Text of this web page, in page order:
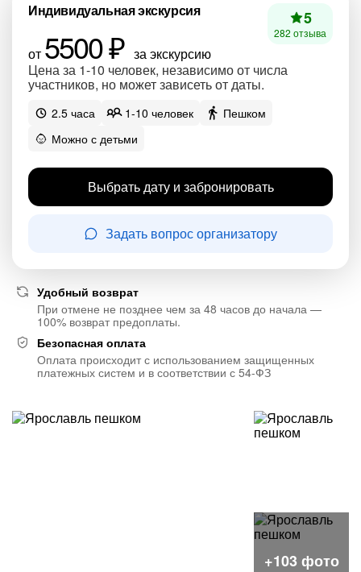
Индивидуальная экскурсия
от 5500 ₽ за экскурсию
Цена за 1-10 человек, независимо от числа
участников, но может зависеть от даты.
5
282 отзыва
2.5 часа 1-10 человек
Пешком
Можно с детьми
Выбрать дату и забронировать
Задать вопрос организатору
Удобный возврат
При отмене не позднее чем за 48 часов до начала —
100% возврат предоплаты.
Безопасная оплата
Оплата происходит с использованием защищенных
платежных систем и в соответствии с 54-ФЗ